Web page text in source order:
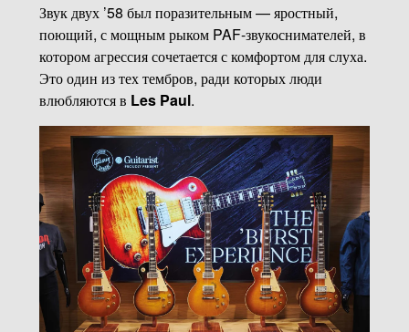
Звук двух ’58 был поразительным — яростный,
поющий, с мощным рыком PAF-звукоснимателей, в
котором агрессия сочетается с комфортом для слуха.
Это один из тех тембров, ради которых люди
влюбляются в Les Paul.